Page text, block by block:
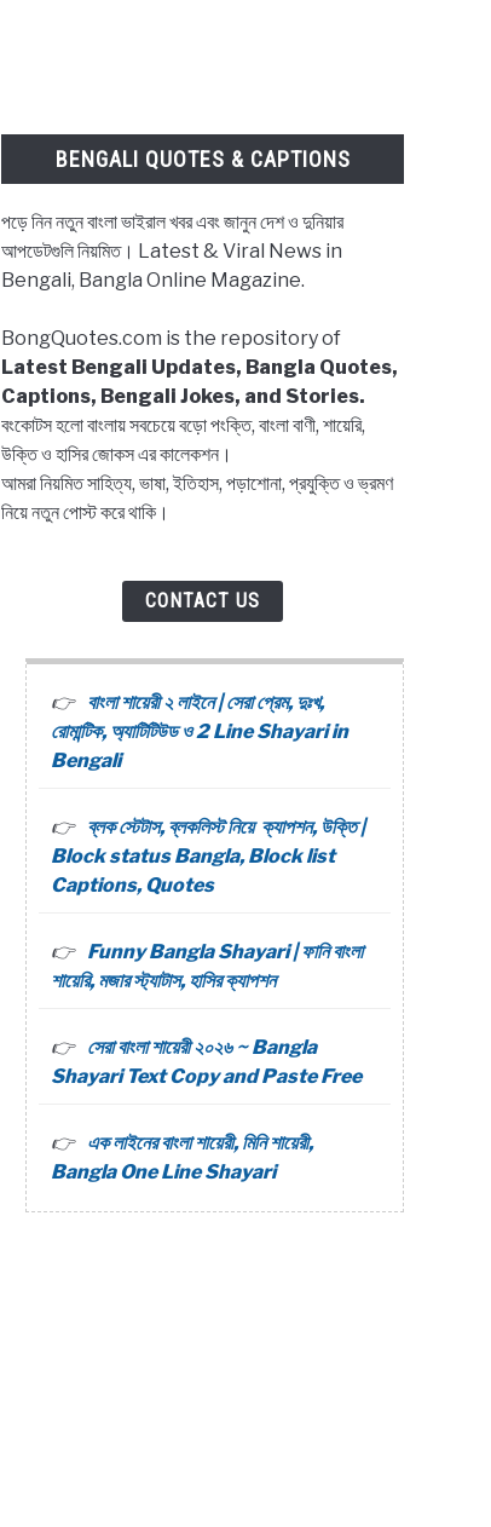
BENGALI QUOTES & CAPTIONS
পড়ে নিন নতুন বাংলা ভাইরাল খবর এবং জানুন দেশ ও দুনিয়ার
আপডেটগুলি নিয়মিত। Latest & Viral News in
Bengali, Bangla Online Magazine.
BongQuotes.com is the repository of
Latest Bengali Updates, Bangla Quotes,
Captions, Bengali Jokes, and Stories.
বংকোটস হলো বাংলায় সবচেয়ে বড়ো পংক্তি, বাংলা বাণী, শায়েরি,
উক্তি ও হাসির জোকস এর কালেকশন।
আমরা নিয়মিত সাহিত্য, ভাষা, ইতিহাস, পড়াশোনা, প্রযুক্তি ও ভ্রমণ
নিয়ে নতুন পোস্ট করে থাকি।
CONTACT US
বাংলা শায়েরী ২ লাইনে | সেরা প্রেম, দুঃখ,
রোমান্টিক, অ্যাটিটিউড ও 2 Line Shayari in
Bengali
ব্লক স্টেটাস, ব্লকলিস্ট নিয়ে ক্যাপশন, উক্তি |
Block status Bangla, Block list
Captions, Quotes
Funny Bangla Shayari | ফানি বাংলা
শায়েরি, মজার স্ট্যাটাস, হাসির ক্যাপশন
সেরা বাংলা শায়েরী ২০২৬ ~ Bangla
Shayari Text Copy and Paste Free
এক লাইনের বাংলা শায়েরী, মিনি শায়েরী,
Bangla One Line Shayari